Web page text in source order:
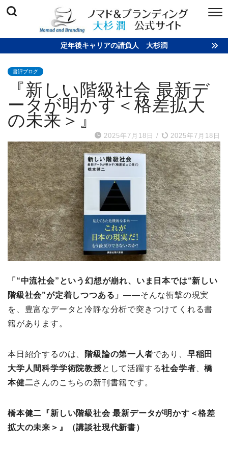
定年後キャリアの請負人 大杉潤
書評ブログ
『新しい階級社会 最新デ
ータが明かす＜格差拡大
の未来＞』
2025年7月18日 / 2025年7月18日
「“中流社会”という幻想が崩れ、いま日本では“新しい
階級社会”が定着しつつある」――そんな衝撃の現実
を、豊富なデータと冷静な分析で突きつけてくれる書
籍があります。
本日紹介するのは、 階級論の第一人者であり、 早稲田
大学人間科学学術院教授として活躍する社会学者 、橋
本健二さんのこちらの新刊書籍です。
橋本健二『新しい階級社会 最新データが明かす＜格差
拡大の未来＞』（講談社現代新書）